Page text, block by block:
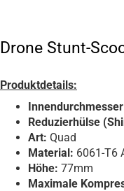
Drone Stunt-
Produktdetails:
Reduzierhülse
Art: Quad
Material: 6061-T6
Höhe: 77mm
Maximale